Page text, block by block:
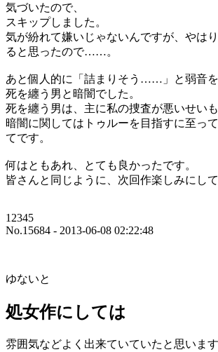
気づいたので、
スキップしました。
気が紛れて嫌いじゃないんですが、やは
ると思ったので……。
あと個人的に「詰まりそう……」と弱音を
死を纏う男と暗闇でした。
死を纏う男は、主に私の捜査が悪いせいも
暗闇に関してはトゥルーを目指すに至っ
てです。
何はともあれ、とても良かったです。
皆さんと同じように、次回作楽しみにして
12345
No.15684 - 2013-06-08 02:22:48
ゆないと
処女作にしては
雰囲気などよく出来ていていたと思います